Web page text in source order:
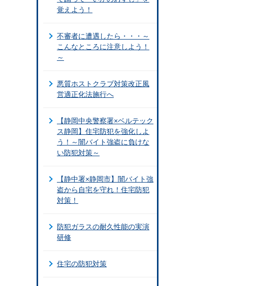
覚えよう！
不審者に遭遇したら・・・～
こんなところに注意しよう！
～
悪質ホストクラブ対策改正風
営適正化法施行へ
【静岡中央警察署×ベルテック
ス静岡】住宅防犯を強化しよ
う！～闇バイト強盗に負けな
い防犯対策～
【静中署×静岡市】闇バイト強
盗から自宅を守れ！住宅防犯
対策！
防犯ガラスの耐久性能の実演
研修
住宅の防犯対策